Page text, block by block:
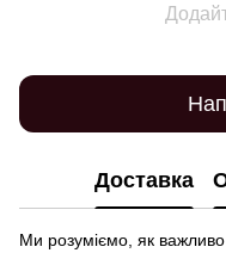
Доставка
Ми розуміємо, як